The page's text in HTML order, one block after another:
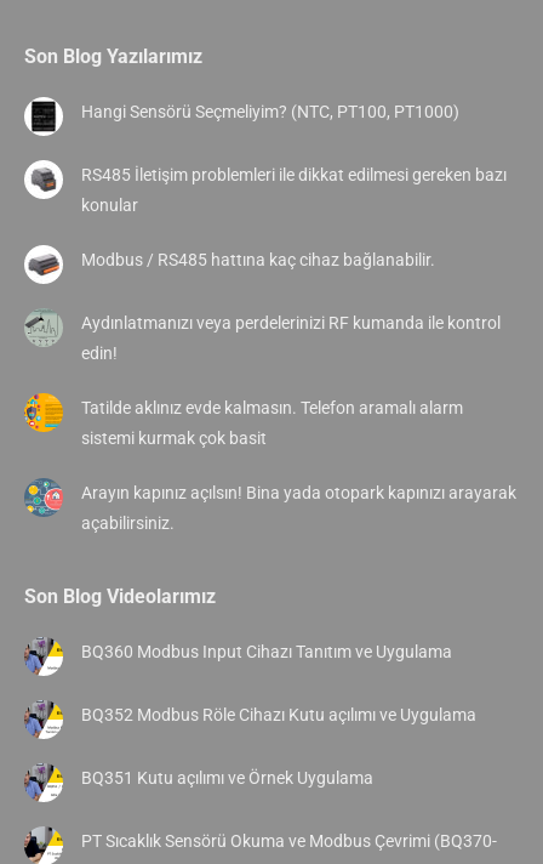
Son Blog Yazılarımız
Hangi Sensörü Seçmeliyim? (NTC, PT100, PT1000)
RS485 İletişim problemleri ile dikkat edilmesi gereken bazı
konular
Modbus / RS485 hattına kaç cihaz bağlanabilir.
Aydınlatmanızı veya perdelerinizi RF kumanda ile kontrol
edin!
Tatilde aklınız evde kalmasın. Telefon aramalı alarm
sistemi kurmak çok basit
Arayın kapınız açılsın! Bina yada otopark kapınızı arayarak
açabilirsiniz.
Son Blog Videolarımız
BQ360 Modbus Input Cihazı Tanıtım ve Uygulama
BQ352 Modbus Röle Cihazı Kutu açılımı ve Uygulama
BQ351 Kutu açılımı ve Örnek Uygulama
PT Sıcaklık Sensörü Okuma ve Modbus Çevrimi (BQ370-